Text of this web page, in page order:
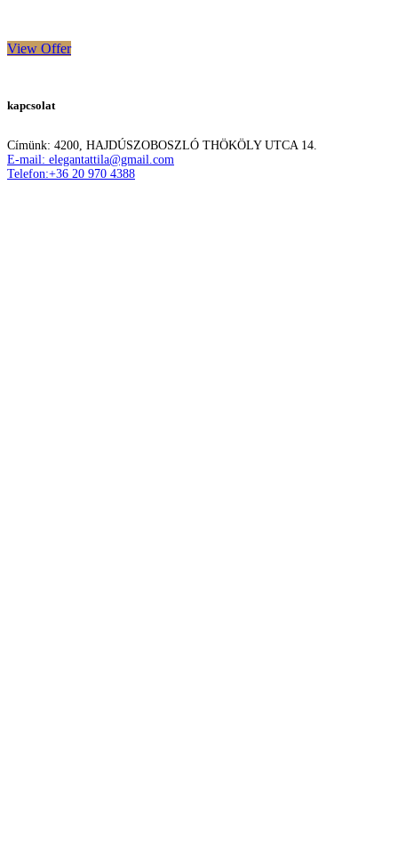
View Offer
kapcsolat
Címünk: 4200, HAJDÚSZOBOSZLÓ THÖKÖLY UTCA 14.
E-mail: elegantattila@gmail.com
Telefon:+36 20 970 4388